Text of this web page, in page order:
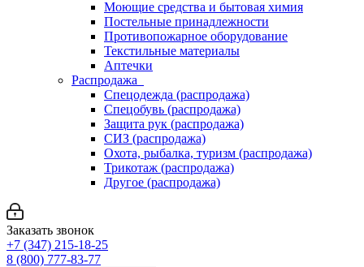
Моющие средства и бытовая химия
Постельные принадлежности
Противопожарное оборудование
Текстильные материалы
Аптечки
Распродажа
Спецодежда (распродажа)
Спецобувь (распродажа)
Защита рук (распродажа)
СИЗ (распродажа)
Охота, рыбалка, туризм (распродажа)
Трикотаж (распродажа)
Другое (распродажа)
Заказать звонок
+7 (347) 215-18-25
8 (800) 777-83-77